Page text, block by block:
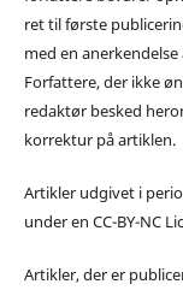
ret til første
med en
Forfattere, der ikke
redaktør besked
korrektur på artiklen.
Artikler udgivet i
under en CC-BY-NC
Artikler, der er